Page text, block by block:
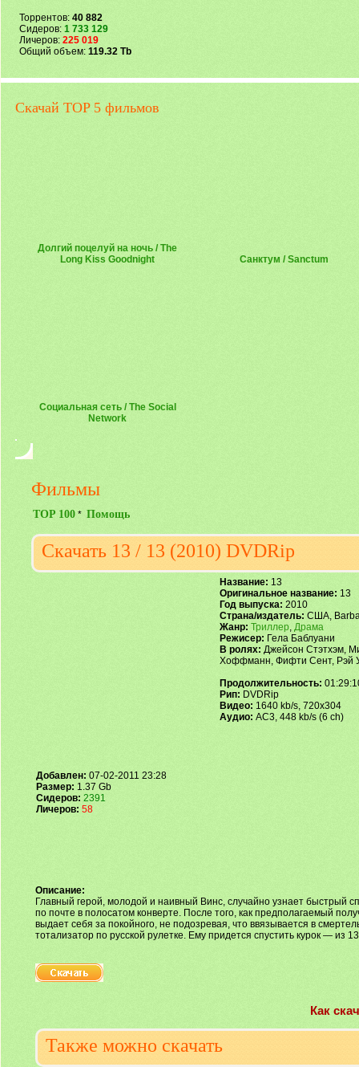
Торрентов: 40 882
Сидеров: 1 733 129
Личеров: 225 019
Общий объем: 119.32 Tb
Скачай TOP 5 фильмов
Долгий поцелуй на ночь / The
Long Kiss Goodnight
Санктум / Sanctum
Социальная сеть / The Social
Network
Фильмы
TOP 100 * Помощь
Скачать 13 / 13 (2010) DVDRip
Название: 13
Оригинальное название: 13
Год выпуска: 2010
Страна/издатель: США,
Жанр: Триллер, Драма
Режисер: Гела Баблуани
В ролях: Джейсон Стэтхэм,
Хоффманн, Фифти Сент, Рэй
Продолжительность:
Рип: DVDRip
Видео: 1640 kb/s, 720x304
Аудио: AC3, 448 kb/s (6 ch)
Добавлен: 07-02-2011 23:28
Размер: 1.37 Gb
Сидеров: 2391
Личеров: 58
Описание:
Главный герой, молодой и наивный Винс, случайно узнает быстрый
по почте в полосатом конверте. После того, как предполагаемый
выдает себя за покойного, не подозревая, что ввязывается в
тотализатор по русской рулетке. Ему придется спустить курок — из
Как
Также можно скачать